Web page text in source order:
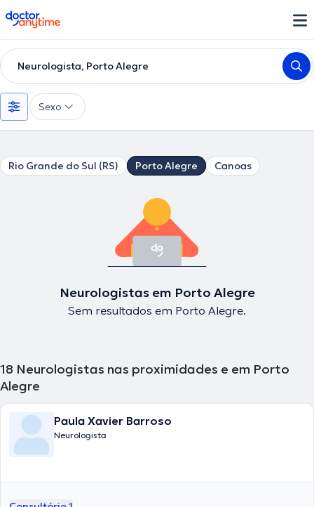
doctoranytime
Neurologista, Porto Alegre
Sexo
Rio Grande do Sul (RS) Porto Alegre Canoas
Neurologistas em Porto Alegre
Sem resultados em Porto Alegre.
18 Neurologistas nas proximidades e em Porto
Alegre
Paula Xavier Barroso
Neurologista